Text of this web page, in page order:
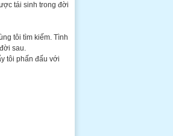
tái sinh trong đời
tôi tìm kiếm. Tình
sau.
tôi phấn đấu với